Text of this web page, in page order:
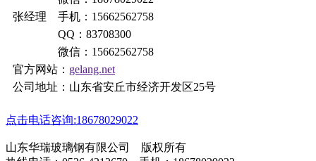
张经理 手机：15662562758
QQ：83708300
微信：15662562758
官方网站： gelang.net
公司地址：山东省安丘市经济开发区25号
点击电话咨询:18678029022
山东华瑞玻璃钢有限公司 版权所有